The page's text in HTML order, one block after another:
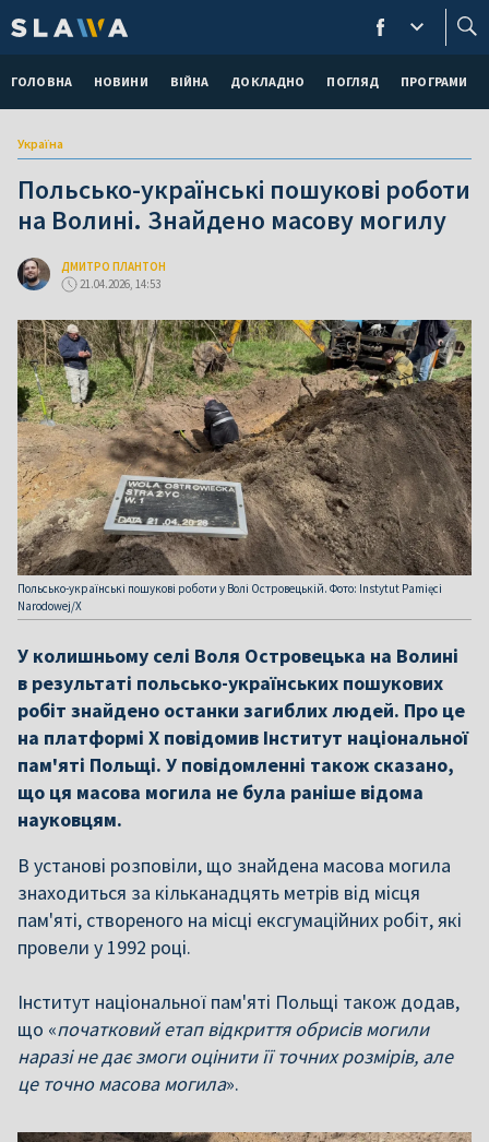
ГОЛОВНА НОВИНИ ВІЙНА ДОКЛАДНО ПОГЛЯД ПРОГРАМИ
Україна
Польсько-українські пошукові роботи
на Волині. Знайдено масову могилу
ДМИТРО ПЛАНТОН
21.04.2026, 14:53
Польсько-українські пошукові роботи у Волі Островецькій. Фото: Instytut Pamięci
Narodowej/X
У колишньому селі Воля Островецька на Волині
в результаті польсько-українських пошукових
робіт знайдено останки загиблих людей. Про це
на платформі Х повідомив Інститут національної
пам'яті Польщі. У повідомленні також сказано,
що ця масова могила не була раніше відома
науковцям.
В установі розповіли, що знайдена масова могила
знаходиться за кільканадцять метрів від місця
пам'яті, створеного на місці ексгумаційних робіт, які
провели у 1992 році.
Інститут національної пам'яті Польщі також додав,
що «початковий етап відкриття обрисів могили
наразі не дає змоги оцінити її точних розмірів, але
це точно масова могила».